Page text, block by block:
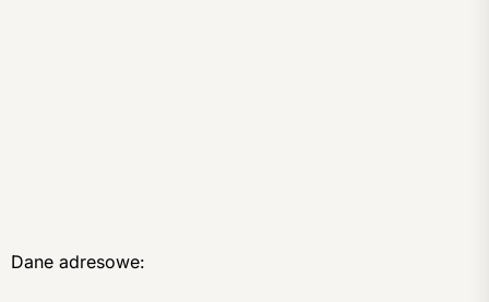
Dane adresowe: